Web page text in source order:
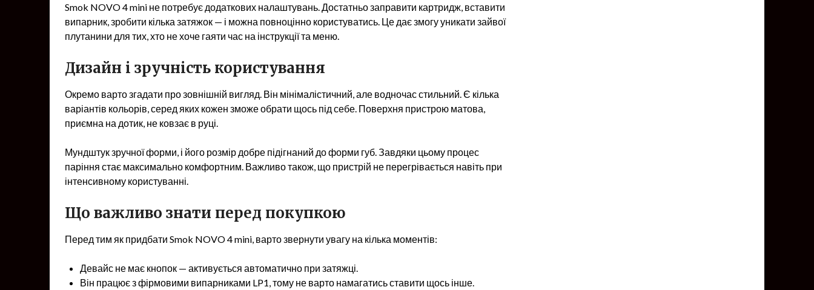
Smok NOVO 4 mini не потребує додаткових налаштувань. Достатньо заправити картридж, вставити
випарник, зробити кілька затяжок — і можна повноцінно користуватись. Це дає змогу уникати зайвої
плутанини для тих, хто не хоче гаяти час на інструкції та меню.
Дизайн і зручність користування
Окремо варто згадати про зовнішній вигляд. Він мінімалістичний, але водночас стильний. Є кілька
варіантів кольорів, серед яких кожен зможе обрати щось під себе. Поверхня пристрою матова,
приємна на дотик, не ковзає в руці.
Мундштук зручної форми, і його розмір добре підігнаний до форми губ. Завдяки цьому процес
паріння стає максимально комфортним. Важливо також, що пристрій не перегрівається навіть при
інтенсивному користуванні.
Що важливо знати перед покупкою
Перед тим як придбати Smok NOVO 4 mini, варто звернути увагу на кілька моментів:
Девайс не має кнопок — активується автоматично при затяжці.
Він працює з фірмовими випарниками LP1, тому не варто намагатись ставити щось інше.